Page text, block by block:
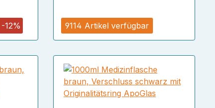
-12% 9114 Artikel verfügbar